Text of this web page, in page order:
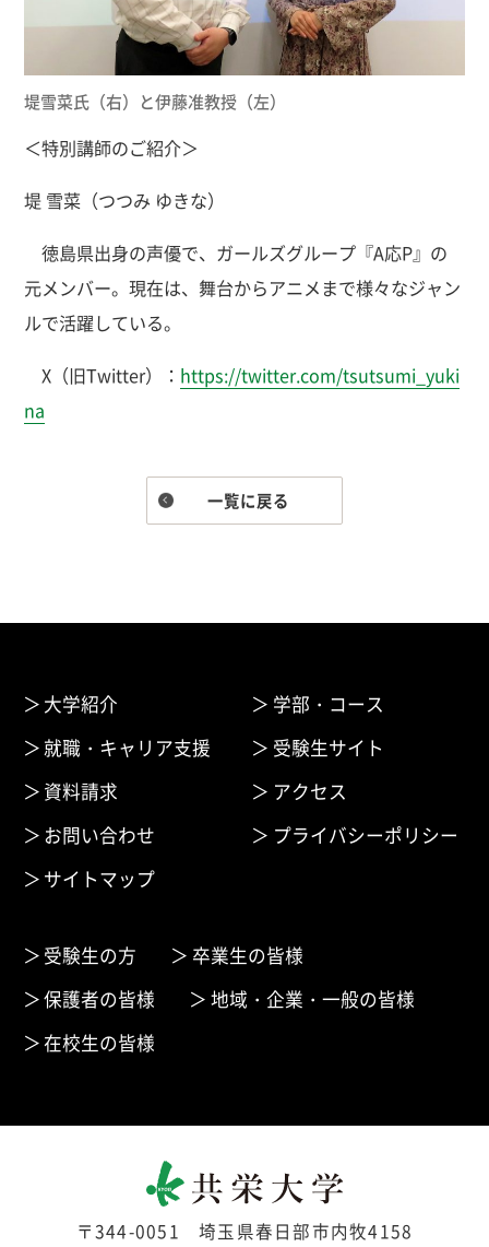
堤雪菜氏（右）と伊藤准教授（左）
＜特別講師のご紹介＞
堤 雪菜（つつみ ゆきな）
徳島県出身の声優で、ガールズグループ『A応P』の
元メンバー。現在は、舞台からアニメまで様々なジャン
ルで活躍している。
X（旧Twitter）： https://twitter.com/tsutsumi_yuki
na
一覧に戻る
大学紹介
学部・コース
就職・キャリア支援
受験生サイト
資料請求
アクセス
お問い合わせ
プライバシーポリシー
サイトマップ
受験生の方
卒業生の皆様
保護者の皆様
地域・企業・一般の皆様
在校生の皆様
〒344-0051 埼玉県春日部市内牧4158